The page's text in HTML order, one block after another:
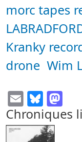
morc tapes
Kranky
drone Wim
Email
Chroniques